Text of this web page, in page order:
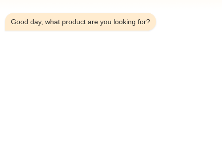
U mag ook van houden
Good day, what product are you looking for?